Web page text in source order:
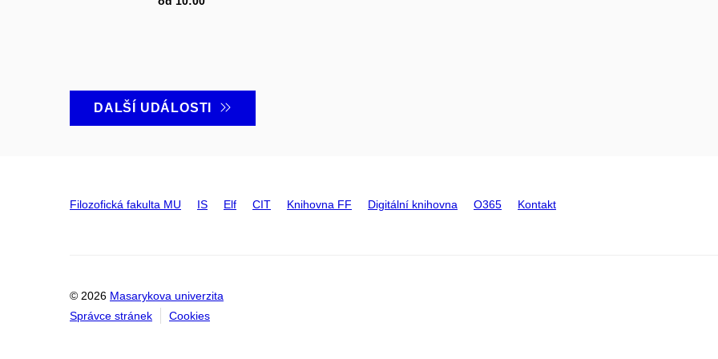
DALŠÍ UDÁLOSTI
Filozofická fakulta MU IS Elf CIT Knihovna FF Digitální knihovna O365 Kontakt
© 2026 Masarykova univerzita
Správce stránek
Cookies